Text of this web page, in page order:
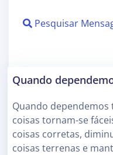
Pesquisar
Quando
Quando
coisas tornam-se
coisas corretas,
coisas terrenas e